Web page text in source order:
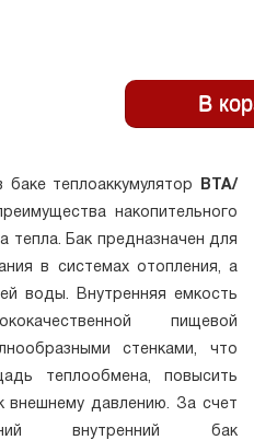
баке теплоаккумулятор
ВТА/
накопительного
тепла. Бак предназначен для
в системах отопления, а
воды. Внутренняя емкость
пищевой
стенками, что
теплообмена, повысить
внешнему давлению. За счет
внутренний бак